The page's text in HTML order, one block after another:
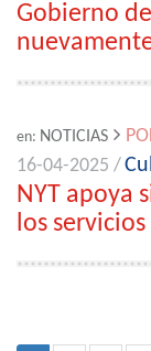
Gobierno
en: NOTICIAS
16-04-2025 /
NYT apoya
los